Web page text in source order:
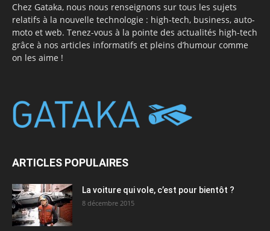
Chez Gataka, nous nous renseignons sur tous les sujets
relatifs à la nouvelle technologie : high-tech, business, auto-
moto et web. Tenez-vous à la pointe des actualités high-tech
grâce à nos articles informatifs et pleins d’humour comme
on les aime !
ARTICLES POPULAIRES
La voiture qui vole, c’est pour bientôt ?
8 décembre 2015